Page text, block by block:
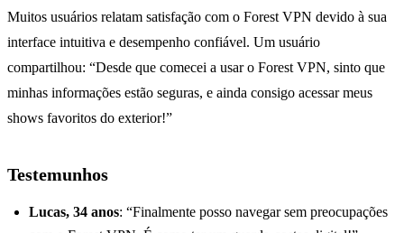
Muitos usuários relatam satisfação com o Forest VPN devido à sua
interface intuitiva e desempenho confiável. Um usuário
compartilhou: “Desde que comecei a usar o Forest VPN, sinto que
minhas informações estão seguras, e ainda consigo acessar meus
shows favoritos do exterior!”
Testemunhos
Lucas, 34 anos: “Finalmente posso navegar sem preocupações